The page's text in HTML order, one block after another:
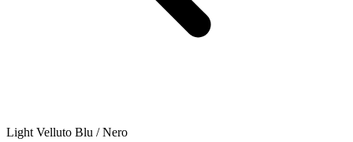
Light Velluto Blu / Nero